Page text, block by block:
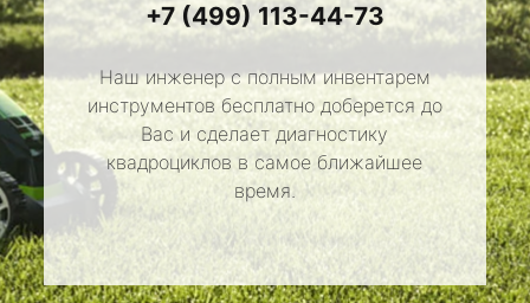
+7 (499) 113-44-73
Наш инженер с полным инвентарем
инструментов бесплатно доберется до
Вас и сделает диагностику
квадроциклов в самое ближайшее
время.